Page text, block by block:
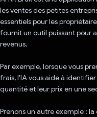
les ventes des petites
essentiels pour les
fournit un outil puissant pour
revenus.
Par exemple, lorsque vous
frais, l'IA vous aide à
quantité et leur prix en une
Prenons un autre exemple :